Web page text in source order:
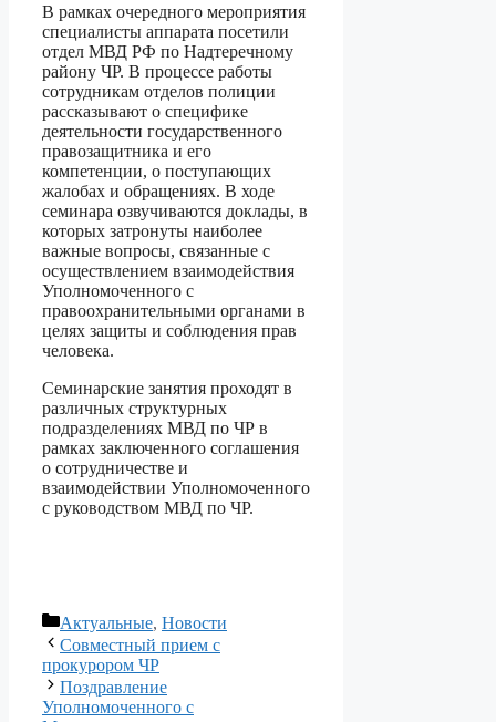
В рамках очередного мероприятия
специалисты аппарата посетили
отдел МВД РФ по Надтеречному
району ЧР. В процессе работы
сотрудникам отделов полиции
рассказывают о специфике
деятельности государственного
правозащитника и его
компетенции, о поступающих
жалобах и обращениях. В ходе
семинара озвучиваются доклады, в
которых затронуты наиболее
важные вопросы, связанные с
осуществлением взаимодействия
Уполномоченного с
правоохранительными органами в
целях защиты и соблюдения прав
человека.
Семинарские занятия проходят в
различных структурных
подразделениях МВД по ЧР в
рамках заключенного соглашения
о сотрудничестве и
взаимодействии Уполномоченного
с руководством МВД по ЧР.
Рубрики
Актуальные, Новости
Совместный прием с
прокурором ЧР
Поздравление
Уполномоченного с